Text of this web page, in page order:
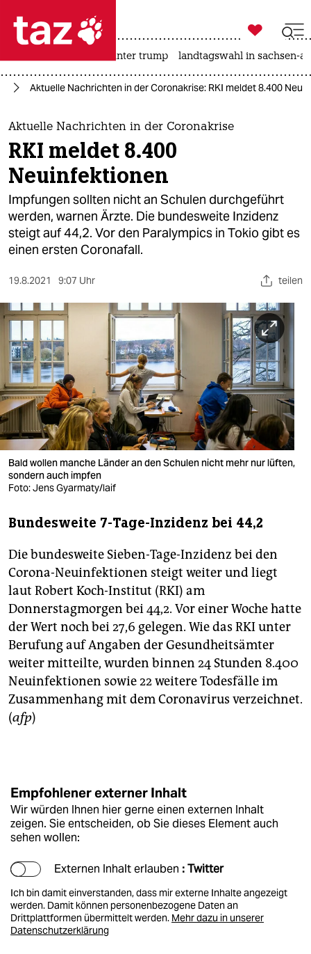
 taz zahl ich
taz zahl ich
themen
politik
öko
gesellschaft
kultur
sport
berlin
nord
wahrheit
verlag
verlag
veranstaltungen
shop
fragen & hilfe
abo
genossenschaft
epaper login

taz zahl ich
usa unter trump landtagswahl in sachsen-
Aktuelle Nachrichten in der Coronakrise: RKI meldet 8.400
Aktuelle Nachrichten in der Coronakrise
RKI meldet 8.400
Neuinfektionen
Impfungen sollten nicht an Schulen durchgeführt
werden, warnen Ärzte. Die bundesweite Inzidenz
steigt auf 44,2. Vor den Paralympics in Tokio gibt es
einen ersten Coronafall.
19.8.2021 9:07 Uhr teilen
Bald wollen manche Länder an den Schulen nicht mehr nur lüften,
sondern auch impfen
Foto: Jens Gyarmaty/laif
Bundesweite 7-Tage-Inzidenz bei 44,2
Die bundesweite Sieben-Tage-Inzidenz bei den
Corona-Neuinfektionen steigt weiter und liegt
laut Robert Koch-Institut (RKI) am
Donnerstagmorgen bei 44,2. Vor einer Woche hatte
der Wert noch bei 27,6 gelegen. Wie das RKI unter
Berufung auf Angaben der Gesundheitsämter
weiter mitteilte, wurden binnen 24 Stunden 8.400
Neuinfektionen sowie 22 weitere Todesfälle im
Zusammenhang mit dem Coronavirus verzeichnet.
(afp)
Empfohlener externer Inhalt
Wir würden Ihnen hier gerne einen externen Inhalt
zeigen. Sie entscheiden, ob Sie dieses Element auch
sehen wollen:
Externen Inhalt erlauben : Twitter
Ich bin damit einverstanden, dass mir externe Inhalte angezeigt
werden. Damit können personenbezogene Daten an
Drittplattformen übermittelt werden. Mehr dazu in unserer
Datenschutzerklärung